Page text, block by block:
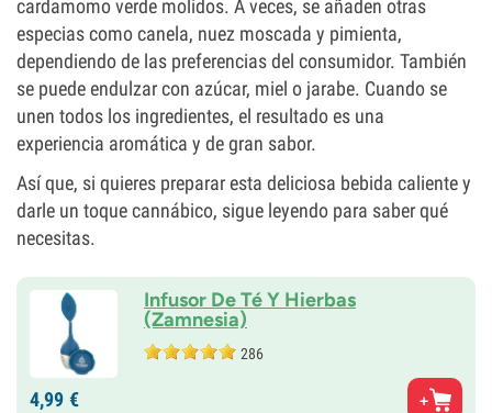
cardamomo verde molidos. A veces, se añaden otras
especias como canela, nuez moscada y pimienta,
dependiendo de las preferencias del consumidor. También
se puede endulzar con azúcar, miel o jarabe. Cuando se
unen todos los ingredientes, el resultado es una
experiencia aromática y de gran sabor.
Así que, si quieres preparar esta deliciosa bebida caliente y
darle un toque cannábico, sigue leyendo para saber qué
necesitas.
Infusor De Té Y Hierbas
(Zamnesia)
286
4,99 €